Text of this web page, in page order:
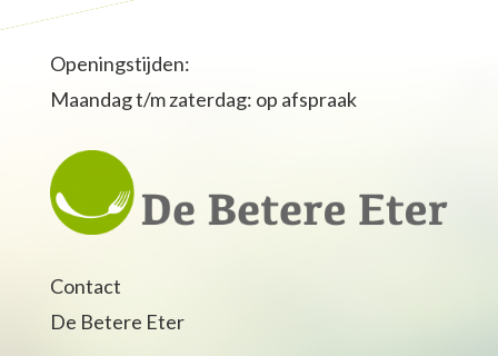
Openingstijden:
Maandag t/m zaterdag: op afspraak
Contact
De Betere Eter